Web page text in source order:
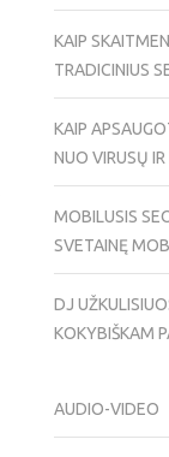
KAIP
TRADICINIUS
KAIP
NUO VIRUSŲ
MOBILUSIS
SVETAINĘ
DJ
KOKYBIŠKAM
AUDIO-VIDEO